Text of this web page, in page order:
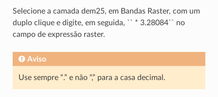
Selecione a camada dem25, em Bandas Raster, com um
duplo clique e digite, em seguida, `` * 3.28084`` no
campo de expressão raster.
Aviso
Use sempre “.” e não “,” para a casa decimal.